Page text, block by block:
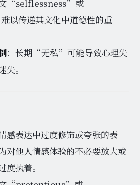
“selflessness”或
传递其文化中道德性的重
：长期“无私”可能导致心理失
。
感表达中过度修饰或夸张的表
对他人情感体验的不必要放大或
度执着。